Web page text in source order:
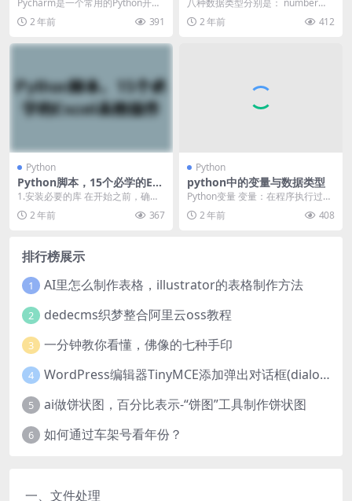
环境，它可以帮助开发人员更加高
效地编写...
2 年前 391
（数字）、string（字符串）、Boo
lea...2 年前 412
Python
Python脚本，15个必学的Exc
el表格操作
1.安装必要的库 在开始之前，确保
安装了 pandas 和 openpyxl 这...
2 年前 367
Python
python中的变量与数据类型
Python变量 变量：在程序执行过程
中会产生数据数据的存储需要变量
随着程序的执...
2 年前 408
排行榜展示
1 AI里怎么制作表格，illustrator的表格制作方法
2 dedecms织梦整合阿里云oss教程
3 一分钟教你看懂，佛像的七种手印
4 WordPress编辑器TinyMCE添加弹出对话框(dialog)按钮的方法
5 ai做饼状图，百分比表示-“饼图”工具制作饼状图
6 如何通过车架号看年份？
一、文件处理